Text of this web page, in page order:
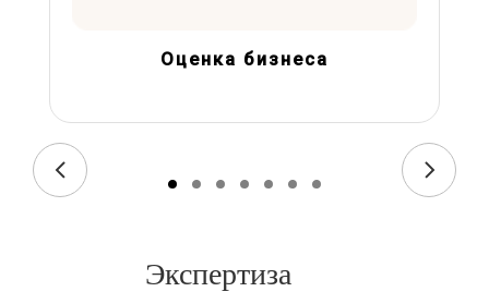
Оценка бизнеса
Экспертиза